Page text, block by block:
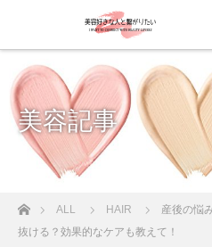
美容記事
ホームALL HAIR
産後の悩
抜ける？効果的なケアも教えて！